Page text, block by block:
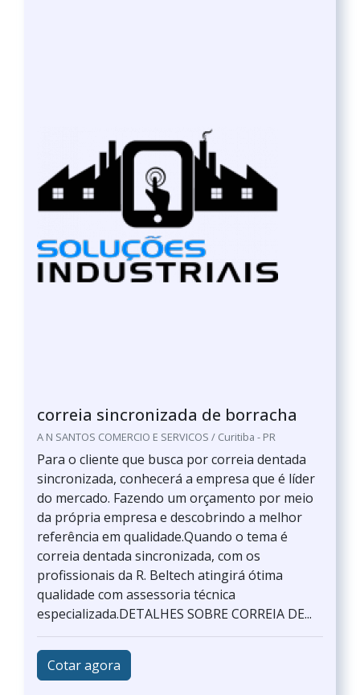
correia sincronizada de borracha
A N SANTOS COMERCIO E SERVICOS / Curitiba - PR
Para o cliente que busca por correia dentada
sincronizada, conhecerá a empresa que é líder
do mercado. Fazendo um orçamento por meio
da própria empresa e descobrindo a melhor
referência em qualidade.Quando o tema é
correia dentada sincronizada, com os
profissionais da R. Beltech atingirá ótima
qualidade com assessoria técnica
especializada.DETALHES SOBRE CORREIA DE...
Cotar agora